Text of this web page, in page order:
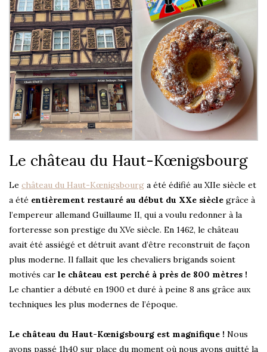
Le château du Haut-Kœnigsbourg
Le château du Haut-Kœnigsbourg a été édifié au XIIe siècle et
a été entièrement restauré au début du XXe siècle grâce à
l’empereur allemand Guillaume II, qui a voulu redonner à la
forteresse son prestige du XVe siècle. En 1462, le château
avait été assiégé et détruit avant d’être reconstruit de façon
plus moderne. Il fallait que les chevaliers brigands soient
motivés car le château est perché à près de 800 mètres !
Le chantier a débuté en 1900 et duré à peine 8 ans grâce aux
techniques les plus modernes de l’époque.
Le château du Haut-Kœnigsbourg est magnifique ! Nous
avons passé 1h40 sur place du moment où nous avons quitté la